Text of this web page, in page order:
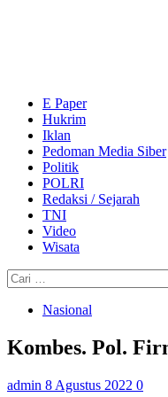
E Paper
Hukrim
Iklan
Pedoman Media Siber
Politik
POLRI
Redaksi / Sejarah
TNI
Video
Wisata
Cari
untuk:
Nasional
Kombes. Pol.
admin 8 Agustus 2022 0